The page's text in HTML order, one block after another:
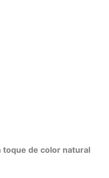
de color natural